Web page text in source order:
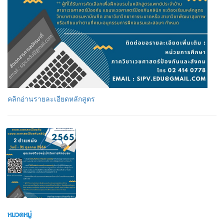
คลิกอ่านรายละเอียดหลักสูตร
หมวดหมู่